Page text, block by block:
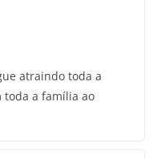
atraindo toda a
toda a família ao